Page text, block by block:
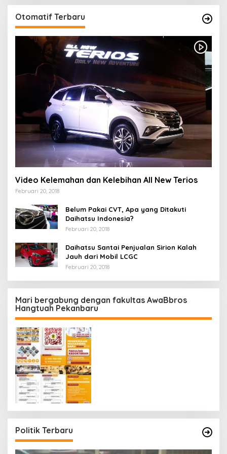
Otomatif Terbaru
Video Kelemahan dan Kelebihan All New Terios
Februari 20, 2018
Belum Pakai CVT, Apa yang Ditakuti
Daihatsu Indonesia?
Februari 20, 2018
Daihatsu Santai Penjualan Sirion Kalah
Jauh dari Mobil LCGC
Februari 20, 2018
Mari bergabung dengan fakultas AwaBbros
Hangtuah Pekanbaru
Politik Terbaru